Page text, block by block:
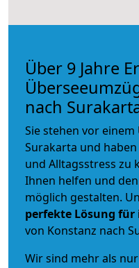
Über 9 Jahre
nach
Sie stehen vor
Surakarta und
und Alltagsstress zu
Ihnen helfen und
möglich gestalten.
perfekte Lösung
von Konstanz nach
Wir sind mehr als